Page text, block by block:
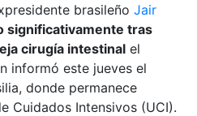
brasileño Jair
significativamente tras
cirugía intestinal el
informó este jueves el
donde permanece
Cuidados Intensivos (UCI).